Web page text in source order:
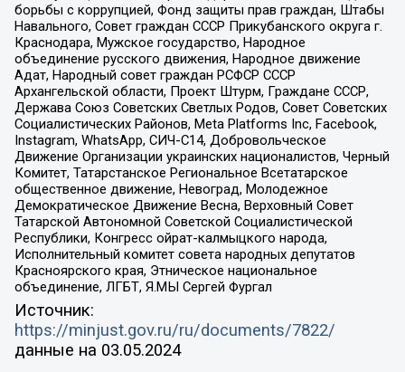
борьбы с коррупцией, Фонд защиты прав граждан, Штабы
Навального, Совет граждан СССР Прикубанского округа г.
Краснодара, Мужское государство, Народное
объединение русского движения, Народное движение
Адат, Народный совет граждан РСФСР СССР
Архангельской области, Проект Штурм, Граждане СССР,
Держава Союз Советских Светлых Родов, Совет Советских
Социалистических Районов, Meta Platforms Inc, Facebook,
Instagram, WhatsApp, СИЧ-С14, Добровольческое
Движение Организации украинских националистов, Черный
Комитет, Татарстанское Региональное Всетатарское
общественное движение, Невоград, Молодежное
Демократическое Движение Весна, Верховный Совет
Татарской Автономной Советской Социалистической
Республики, Конгресс ойрат-калмыцкого народа,
Исполнительный комитет совета народных депутатов
Красноярского края, Этническое национальное
объединение, ЛГБТ, Я.МЫ Сергей Фургал
Источник:
https://minjust.gov.ru/ru/documents/7822/
данные на 03.05.2024